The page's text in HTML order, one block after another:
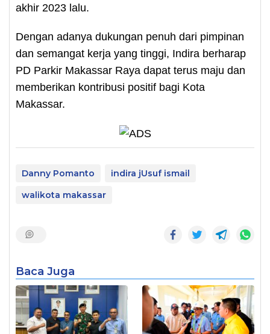
akhir 2023 lalu.
Dengan adanya dukungan penuh dari pimpinan
dan semangat kerja yang tinggi, Indira berharap
PD Parkir Makassar Raya dapat terus maju dan
memberikan kontribusi positif bagi Kota
Makassar.
Danny Pomanto
indira jUsuf ismail
walikota makassar
Baca Juga